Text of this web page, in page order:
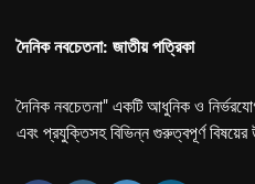
দৈনিক নবচেতনা: জাতীয় পত্রিকা
দৈনিক নবচেতনা" একটি আধুনিক ও
এবং প্রযুক্তিসহ বিভিন্ন গুরুত্বপূর্ণ